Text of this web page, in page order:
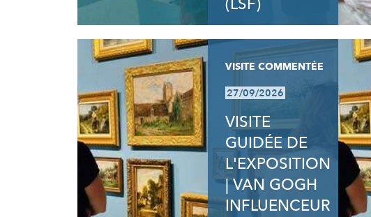
(LSF)
VISITE COMMENTÉE
27/09/2026
VISITE
GUIDÉE DE
L'EXPOSITION
| VAN GOGH
INFLUENCEUR